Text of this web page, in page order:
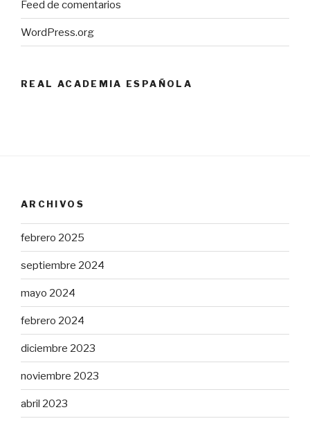
Feed de comentarios
WordPress.org
REAL ACADEMIA ESPAÑOLA
ARCHIVOS
febrero 2025
septiembre 2024
mayo 2024
febrero 2024
diciembre 2023
noviembre 2023
abril 2023